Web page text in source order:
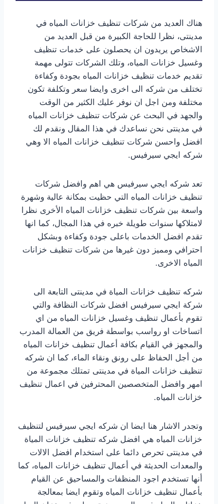
هناك العديد من شركات تنظيف خزانات المياه في
مدينتى، نظرا للحاجة الكبيرة من قبل العديد من
الاشخاص يريدون ان يحصلون على خدمات تنظيف
وغسيل خزانات المياه، وتلك الشركات تتولى مهمة
تقديم خدمات تنظيف خزانات المياه بجودة وكفاءة
تختلف من شركه الى اخرى وايضا سعر وتكلفة تكون
مختلفة ومن اجل ان نوفر عليك الكثير من الوقت
والجهد في البحث عن شركات تنظيف خزانات المياه
في مدينتى نحن نساعدك في هذا المقال ونقدم لك
افضل واحسن شركات تنظيف خزانات المياه الا وهي
شركه ايجي سيرفيس.
تعد شركه ايجي سيرفيس هي اهم وافضل شركات
تنظيف خزانات المياه التي حظيت بمكانة عالية وشهرة
واسعة بين شركات تنظيف خزانات المياه الأخرى نظرا
لامتلاكها سنوات طويلة خبره في هذا المجال، كما انها
تقدم افضل الخدمات باعلى جودة وكفاءة وبشكل
احترافي ومميز دون غيرها من شركات تنظيف خزانات
المياه الاخرى.
شركه تنظيف خزانات المياة في مدينتى التابعة الى
شركة ايجي سيرفيس افضل شركات النظافة والتي
تقوم بأعمال تنظيف وغسيل خزانات المياه من اي
اتساخات او رواسب بواسطة فريق من العمالة المدرب
والمجهز في القيام بكافة أعمال تنظيف خزانات المياه
من أجل الحفاظ على رونق ونقاء الماء، كما ان شركه
تنظيف خزانات المياة في مدينتى تمتلك مجموعة من
امهر وافضل المتخصصين المحترفين في اعمال تنظيف
خزانات المياه.
وتجدر الاشار هنا ايضا ان شركه ايجي سيرفيس لتنظيف
خزانات المياه هي افضل شركه تنظيف خزانات المياة
في مدينتى تحرص دائما على استخدام افضل الالات
والمعدات الحديثة في أعمال تنظيف خزانات المياه، كما
أنها تستخدم اجود المنظفات والمساحيق عن القيام
بأعمال تنظيف خزانات المياه وتقوم ايضا بمعالجة